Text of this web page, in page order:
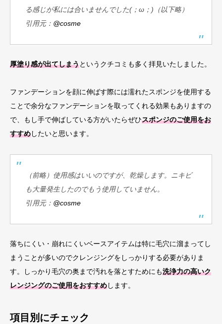
る感じが私には合いませんでした(；ω；)（以下略）
引用元： @cosme
厚塗り感が出てしまうというクチコミも多く拝見いたしました。
ファンデーションを顔に伸ばす際には濡れたスポンジを使用する
ことで余分なファンデーションを取ってくれる効果もありますの
で、もし手で伸ばしている方がいたらぜひスポンジのご使用をお
すすめしたいと思います。
（前略）使用感はいいのですが、乾燥します。ニキビ
も大量発生したのでもう使用していません。
引用元： @cosme
落ちにくい・崩れにくいベースアイテムは特に毛穴に溜まってし
まうことが多いのでクレンジングをしっかりする必要がありま
す。しっかり毛穴の奥まで汚れを落とすためにも洗浄力の高いク
レンジングのご使用をおすすめします。
項目別にチェック